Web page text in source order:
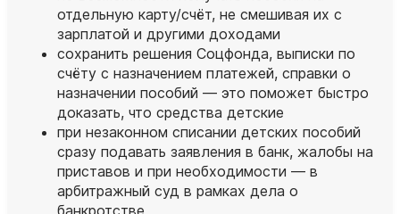
отдельную карту/счёт, не смешивая их с
зарплатой и другими доходами
сохранить решения Соцфонда, выписки по
счёту с назначением платежей, справки о
назначении пособий — это поможет быстро
доказать, что средства детские
при незаконном списании детских пособий
сразу подавать заявления в банк, жалобы на
приставов и при необходимости — в
арбитражный суд в рамках дела о
банкротстве